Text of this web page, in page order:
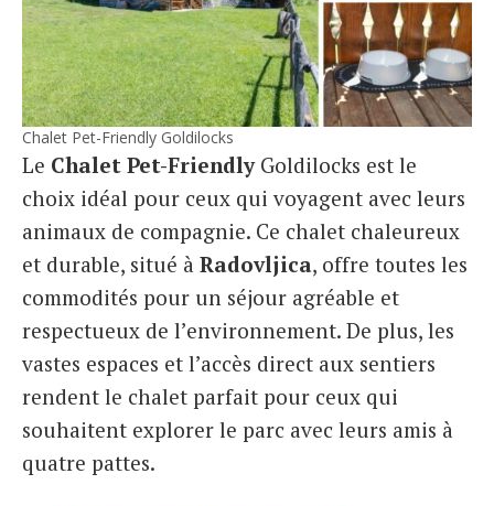
Chalet Pet-Friendly Goldilocks
Le Chalet Pet-FriendlyGoldilocks est le
choix idéal pour ceux qui voyagent avec leurs
animaux de compagnie. Ce chalet chaleureux
et durable, situé à Radovljica, offre toutes les
commodités pour un séjour agréable et
respectueux de l’environnement. De plus, les
vastes espaces et l’accès direct aux sentiers
rendent le chalet parfait pour ceux qui
souhaitent explorer le parc avec leurs amis à
quatre pattes.